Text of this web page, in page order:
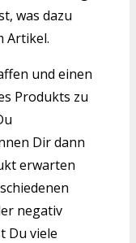
was dazu
Artikel.
und einen
Produkts zu
Dir dann
erwarten
negativ
Du viele